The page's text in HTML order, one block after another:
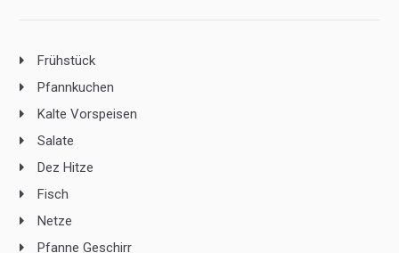
Frühstück
Pfannkuchen
Kalte Vorspeisen
Salate
Dez Hitze
Fisch
Netze
Pfanne Geschirr